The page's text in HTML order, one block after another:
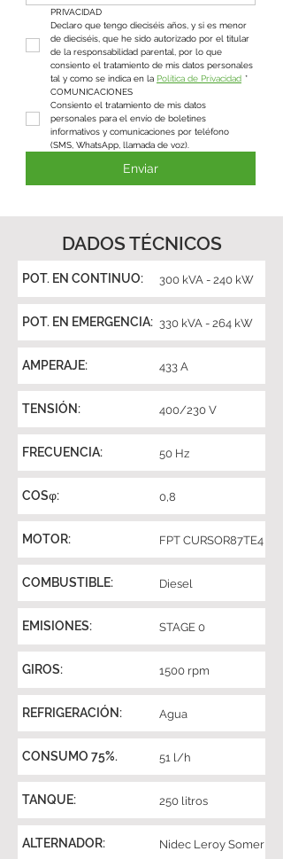
PRIVACIDAD
Declaro que tengo dieciséis años, y si es menor
de dieciséis, que he sido autorizado por el titular
de la responsabilidad parental, por lo que
consiento el tratamiento de mis datos personales
tal y como se indica en la Política de Privacidad *
COMUNICACIONES
Consiento el tratamiento de mis datos
personales para el envío de boletines
informativos y comunicaciones por teléfono
(SMS, WhatsApp, llamada de voz).
Enviar
DADOS TÉCNICOS
POT. EN CONTINUO: 300 kVA - 240 kW
POT. EN EMERGENCIA: 330 kVA - 264 kW
AMPERAJE: 433 A
TENSIÓN: 400/230 V
FRECUENCIA: 50 Hz
COSφ: 0,8
MOTOR: FPT CURSOR87TE4
COMBUSTIBLE: Diesel
EMISIONES: STAGE 0
GIROS: 1500 rpm
REFRIGERACIÓN: Agua
CONSUMO 75%. 51 l/h
TANQUE: 250 litros
ALTERNADOR: Nidec Leroy Somer